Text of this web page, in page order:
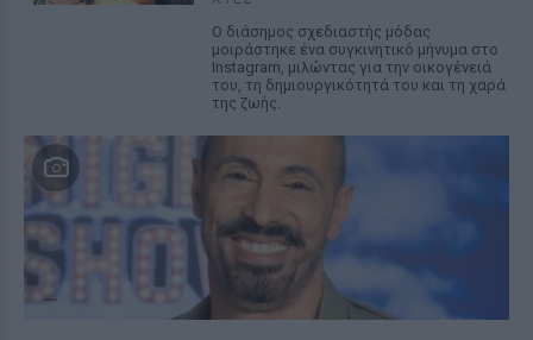
Ο διάσημος σχεδιαστής μόδας
μοιράστηκε ένα συγκινητικό μήνυμα στο
Instagram, μιλώντας για την οικογένειά
του, τη δημιουργικότητά του και τη χαρά
της ζωής.